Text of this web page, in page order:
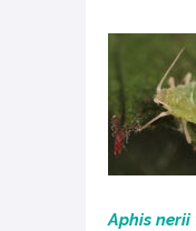
Aphis nerii